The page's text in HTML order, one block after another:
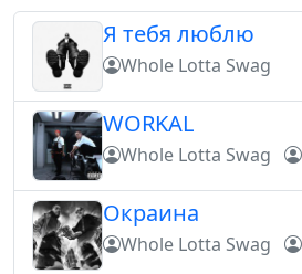
Я тебя люблю
Whole Lotta Swag
WORKAL
Whole Lotta Swag
Окраина
Whole Lotta Swag